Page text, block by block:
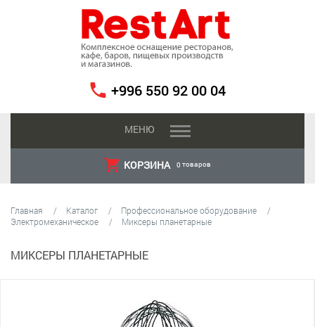
+996 550 92 00 04
МЕНЮ
КОРЗИНА 0 товаров
Главная Каталог
Профессиональное оборудование
Электромеханическое
Миксеры планетарные
МИКСЕРЫ ПЛАНЕТАРНЫЕ